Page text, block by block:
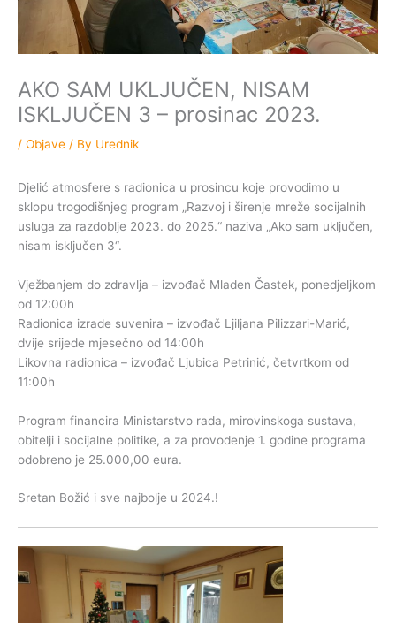
AKO SAM UKLJUČEN, NISAM
ISKLJUČEN 3 – prosinac 2023.
/ Objave / By Urednik
Djelić atmosfere s radionica u prosincu koje provodimo u
sklopu trogodišnjeg program „Razvoj i širenje mreže socijalnih
usluga za razdoblje 2023. do 2025.“ naziva „Ako sam uključen,
nisam isključen 3“.
Vježbanjem do zdravlja – izvođač Mladen Častek, ponedjeljkom
od 12:00h
Radionica izrade suvenira – izvođač Ljiljana Pilizzari-Marić,
dvije srijede mjesečno od 14:00h
Likovna radionica – izvođač Ljubica Petrinić, četvrtkom od
11:00h
Program financira Ministarstvo rada, mirovinskoga sustava,
obitelji i socijalne politike, a za provođenje 1. godine programa
odobreno je 25.000,00 eura.
Sretan Božić i sve najbolje u 2024.!